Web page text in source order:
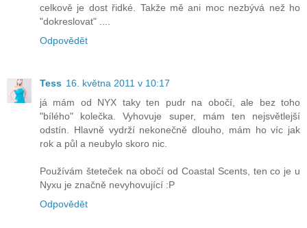
celkově je dost řidké. Takže mě ani moc nezbývá než ho
"dokreslovat" ....
Odpovědět
Tess 16. května 2011 v 10:17
já mám od NYX taky ten pudr na obočí, ale bez toho
"bílého" kolečka. Vyhovuje super, mám ten nejsvětlejší
odstín. Hlavně vydrží nekonečně dlouho, mám ho víc jak
rok a půl a neubylo skoro nic.
Používám šteteček na obočí od Coastal Scents, ten co je u
Nyxu je značně nevyhovující :P
Odpovědět